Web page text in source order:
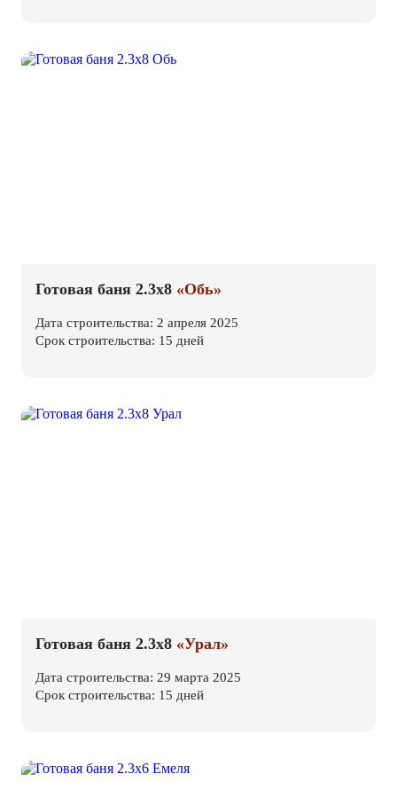
Готовая баня 2.3х8 «Обь»
Дата строительства: 2 апреля 2025
Срок строительства: 15 дней
Готовая баня 2.3х8 «Урал»
Дата строительства: 29 марта 2025
Срок строительства: 15 дней